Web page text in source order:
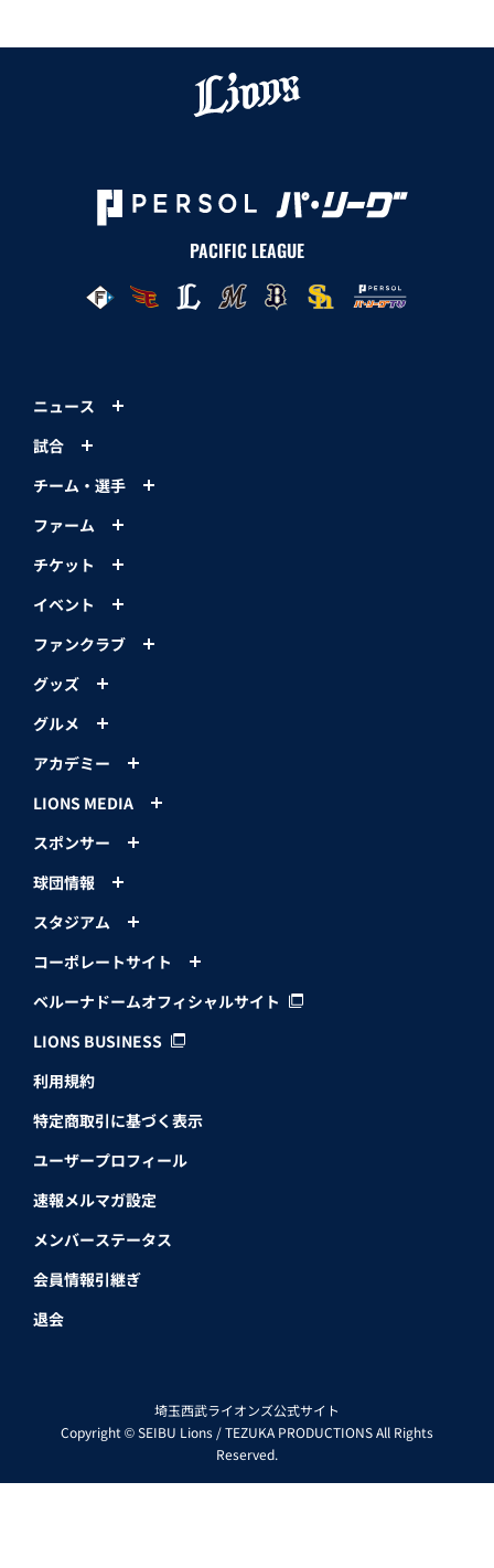
PACIFIC LEAGUE
ニュース
試合
チーム・選手
ファーム
チケット
イベント
ファンクラブ
グッズ
グルメ
アカデミー
LIONS MEDIA
スポンサー
球団情報
スタジアム
コーポレートサイト
ベルーナドームオフィシャルサイト
LIONS BUSINESS
利用規約
特定商取引に基づく表示
ユーザープロフィール
速報メルマガ設定
メンバーステータス
会員情報引継ぎ
退会
埼玉西武ライオンズ公式サイト
Copyright © SEIBU Lions / TEZUKA PRODUCTIONS All Rights
Reserved.